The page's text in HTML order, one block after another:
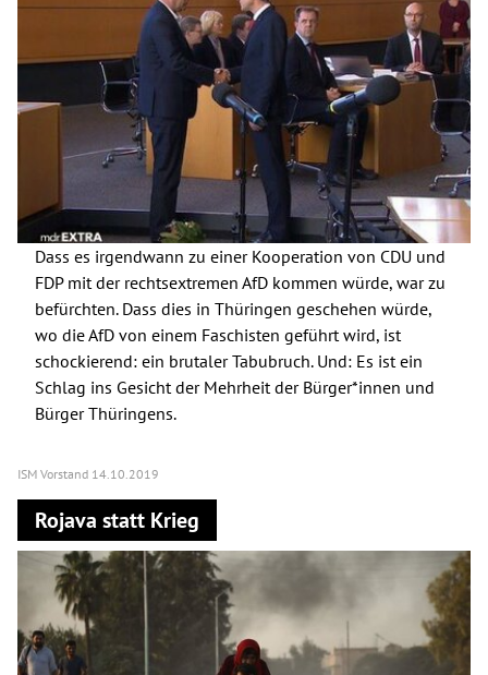
Dass es irgendwann zu einer Kooperation von CDU und
FDP mit der rechtsextremen AfD kommen würde, war zu
befürchten. Dass dies in Thüringen geschehen würde,
wo die AfD von einem Faschisten geführt wird, ist
schockierend: ein brutaler Tabubruch. Und: Es ist ein
Schlag ins Gesicht der Mehrheit der Bürger*innen und
Bürger Thüringens.
ISM Vorstand 14.10.2019
Rojava statt Krieg